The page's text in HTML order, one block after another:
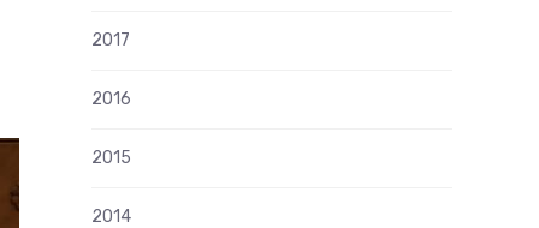
2017
2016
2015
2014